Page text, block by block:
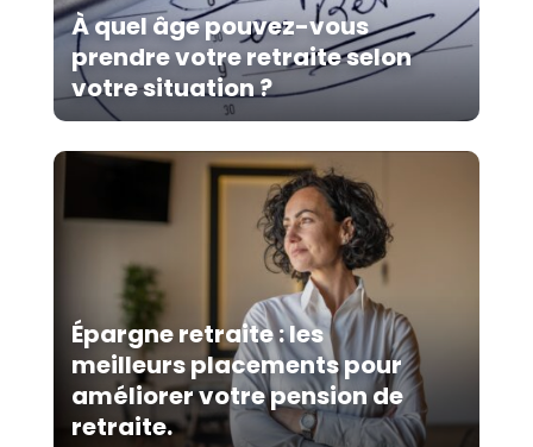
À quel âge pouvez-vous
prendre votre retraite selon
votre situation ?
Épargne retraite : les
meilleurs placements pour
améliorer votre pension de
retraite.